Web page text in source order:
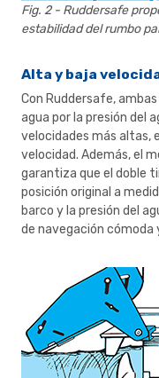
Fig. 2 - Ruddersafe
estabilidad del rumbo
Alta y baja
Con Ruddersafe,
agua por la presión del
velocidades más altas,
velocidad. Además, el
garantiza que el doble
posición original a
barco y la presión del
de navegación cómoda